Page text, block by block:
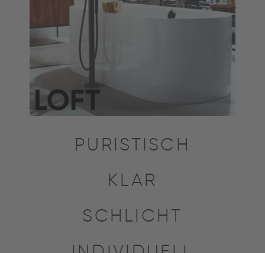
PURISTISCH
KLAR
SCHLICHT